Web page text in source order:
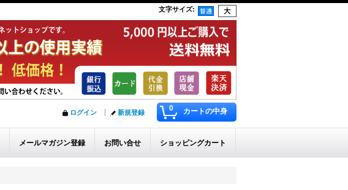
文字サイズ:
0 カートの中身
ログイン 新規登録
メールマガジン登録 お問い合せ ショッピングカート